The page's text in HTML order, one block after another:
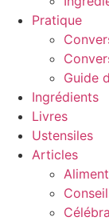
Pratique
Guide
Ingrédients
Livres
Ustensiles
Articles